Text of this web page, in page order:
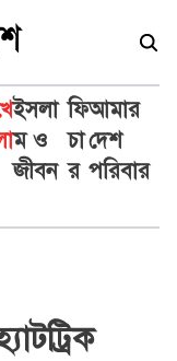
ইসলা
ম ও
জীবন
ফি
চা
র
আমার
দেশ
পরিবার